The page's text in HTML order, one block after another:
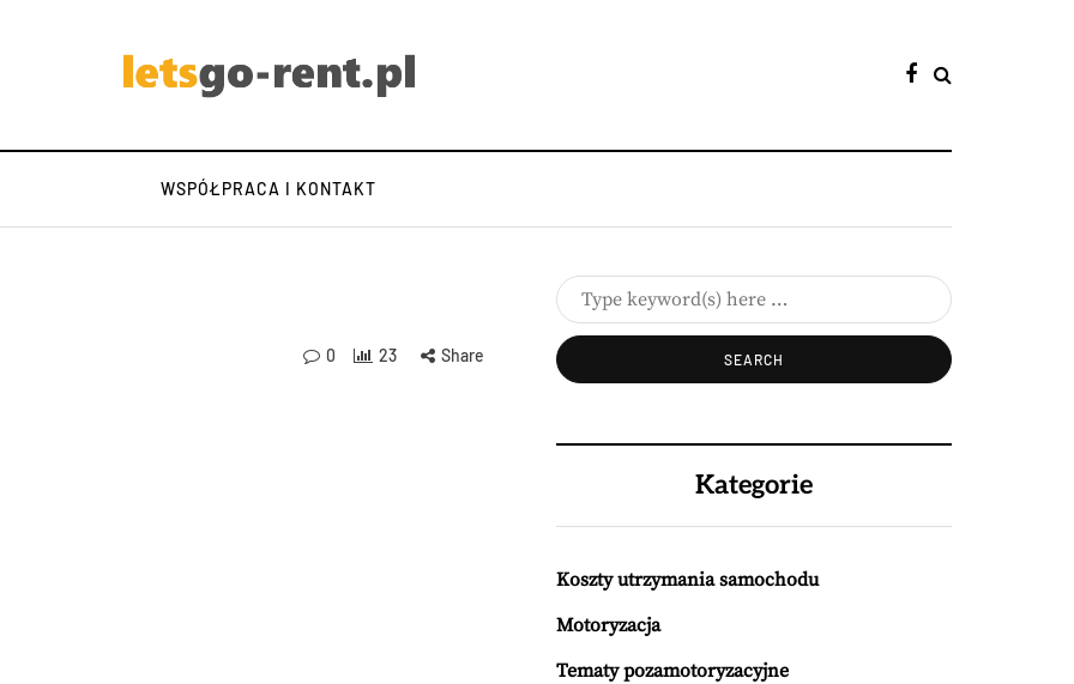
WSPÓŁPRACA I KONTAKT
0 23 Share
Kategorie
Koszty utrzymania samochodu
Motoryzacja
Tematy pozamotoryzacyjne